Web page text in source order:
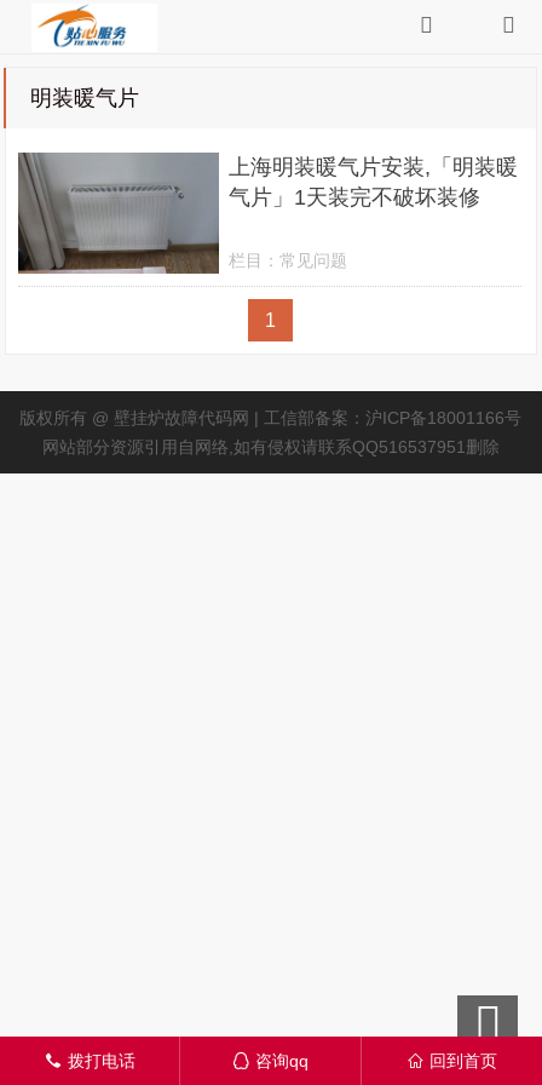
明装暖气片
上海明装暖气片安装,「明装暖
气片」1天装完不破坏装修
栏目：常见问题
1
版权所有 @ 壁挂炉故障代码网 | 工信部备案：沪ICP备18001166号
网站部分资源引用自网络,如有侵权请联系QQ516537951删除
󦁁 拨打电话 󦊱 咨询qq 󦃑 回到首页